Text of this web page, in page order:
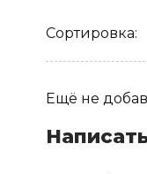
Сортировка:
Ещё не